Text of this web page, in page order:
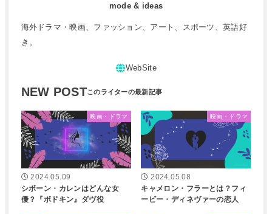
mode & ideas
海外ドラマ・映画、ファッション、アート、スポーツ、英語好
き。
NEW POST
映画・ドラマ
2024.05.09
シボーン・カレンはどんな女
優？『ボドキン』ダヴ役
映画・ドラマ
2024.05.08
キャメロン・フラーとは？フィ
ービー・ディネヴァーの恋人